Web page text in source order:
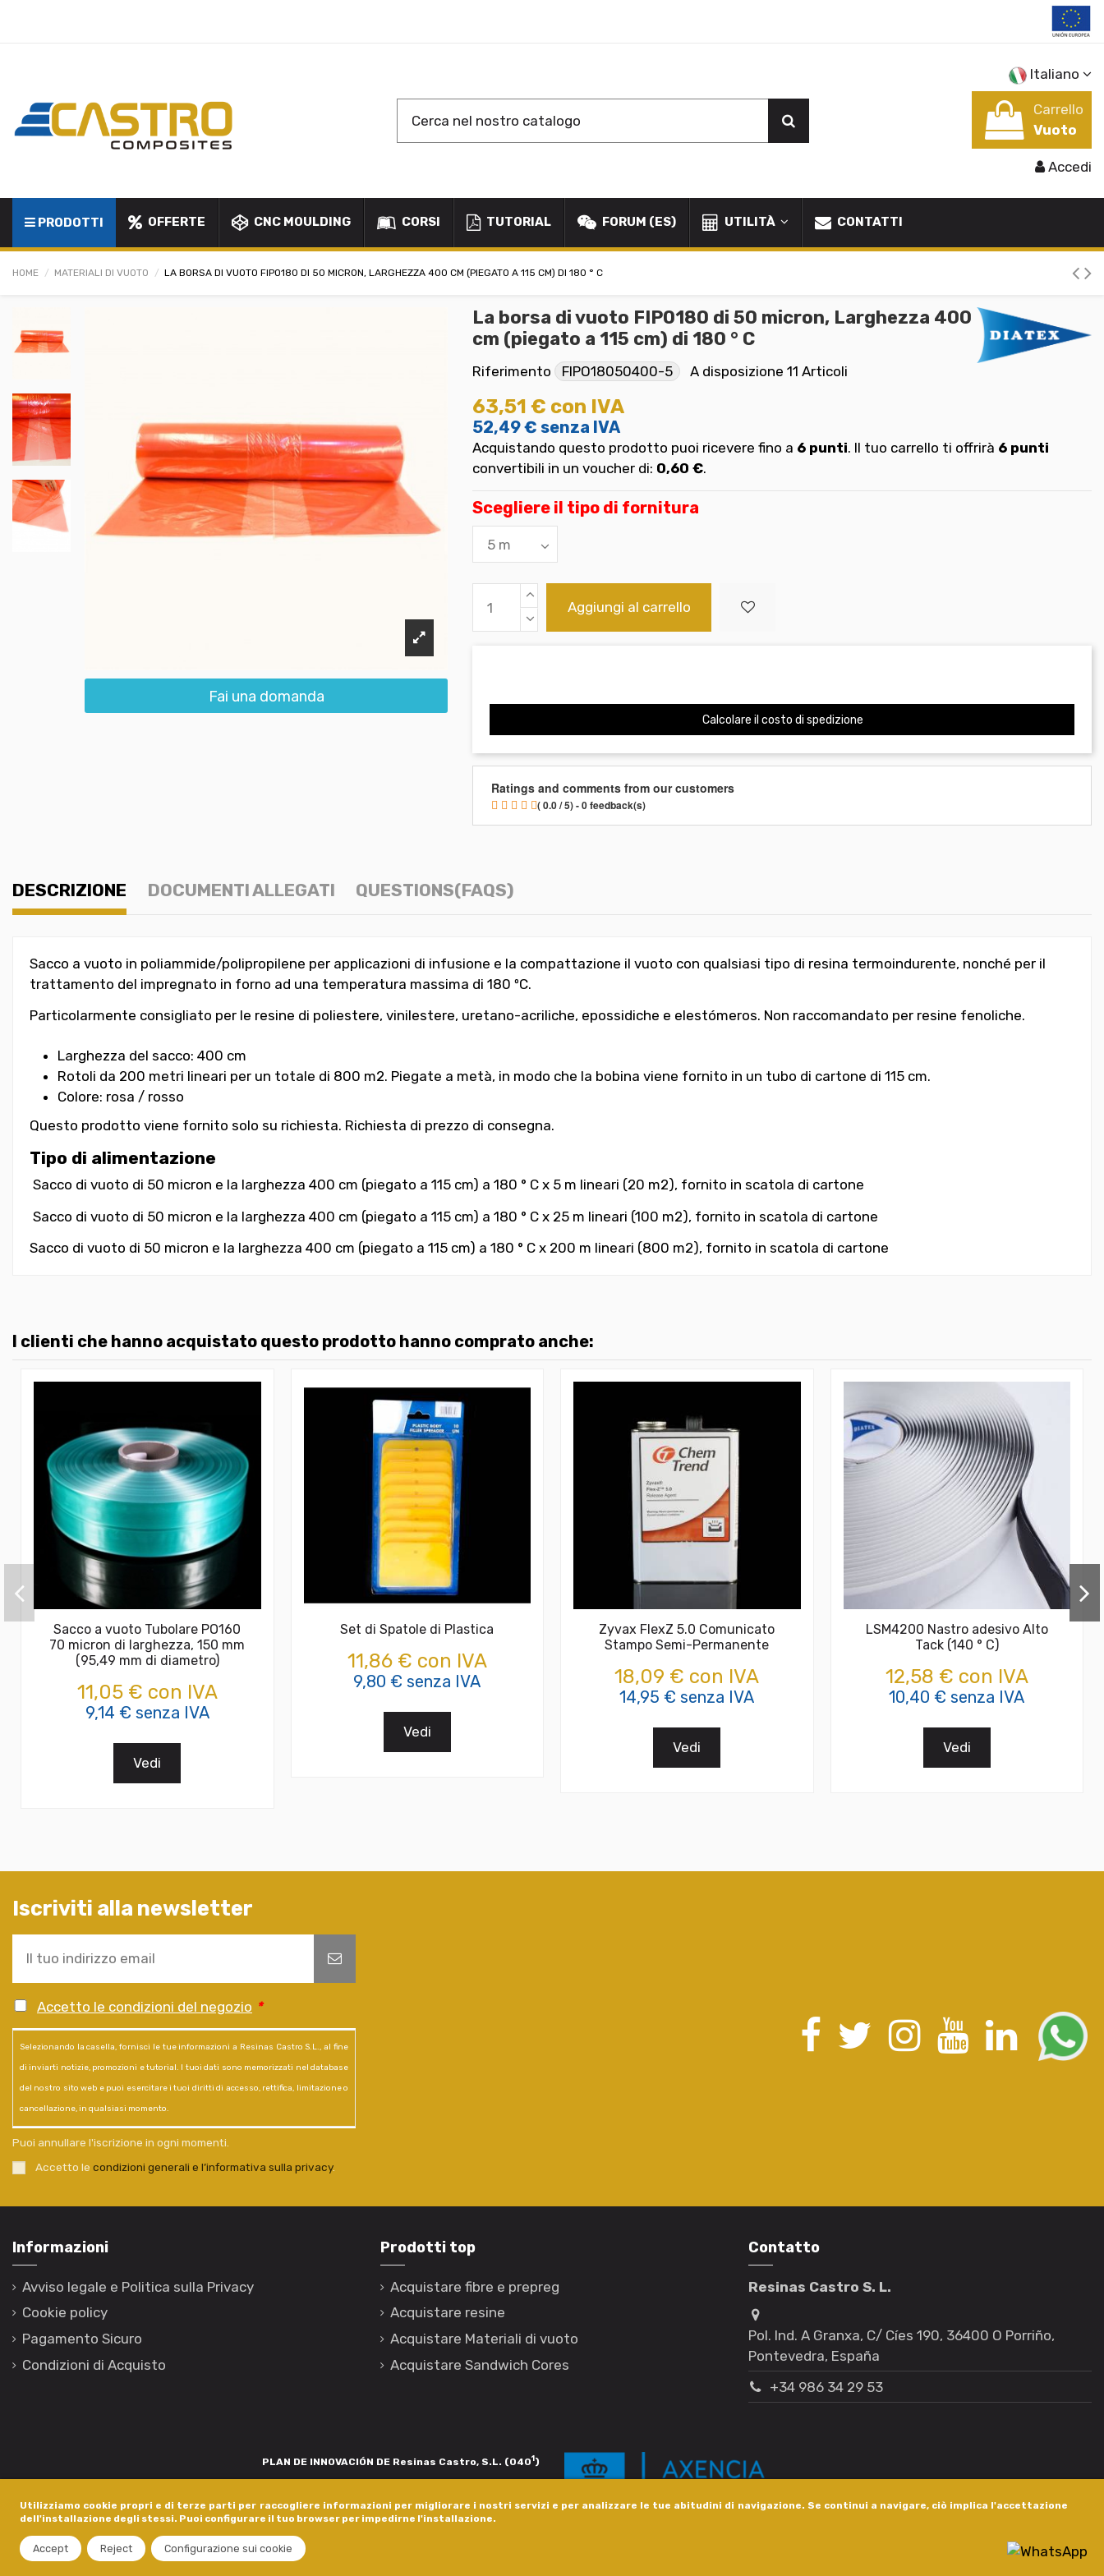
Utilizziamo cookie propri e di terze parti per raccogliere informazioni per migliorare i nostri servizi e per analizzare le tue abitudini di navigazione. Se continui a navigare, ciò implica l'accettazione
dell'installazione degli stessi. Puoi configurare il tuo browser per impedirne l'installazione.
Accept Reject Configurazione sui cookie
Italiano
Carrello
Vuoto
Accedi
PRODOTTI OFFERTE CNC MOULDING CORSI TUTORIAL FORUM (ES) UTILITÀ CONTATTI
HOME MATERIALI DI VUOTO LA BORSA DI VUOTO FIPO180 DI 50 MICRON, LARGHEZZA 400 CM (PIEGATO A 115 CM) DI 180 ° C
Fai una domanda
La borsa di vuoto FIPO180 di 50 micron, Larghezza 400
cm (piegato a 115 cm) di 180 ° C
Riferimento FIPO18050400-5 A disposizione 11 Articoli
63,51 € con IVA
52,49 € senza IVA
Acquistando questo prodotto puoi ricevere fino a 6 punti. Il tuo carrello ti offrirà 6 punti
convertibili in un voucher di: 0,60 €.
Scegliere il tipo di fornitura
Aggiungi al carrello
Calcolare il costo di spedizione
Ratings and comments from our customers
( 0.0 / 5) - 0 feedback(s)
DESCRIZIONE DOCUMENTI ALLEGATI QUESTIONS(FAQS)
Sacco a vuoto in poliammide/polipropilene per applicazioni di infusione e la compattazione il vuoto con qualsiasi tipo di resina termoindurente, nonché per il
trattamento del impregnato in forno ad una temperatura massima di 180 ºC.
Particolarmente consigliato per le resine di poliestere, vinilestere, uretano-acriliche, epossidiche e elestómeros. Non raccomandato per resine fenoliche.
Larghezza del sacco: 400 cm
Rotoli da 200 metri lineari per un totale di 800 m2. Piegate a metà, in modo che la bobina viene fornito in un tubo di cartone di 115 cm.
Colore: rosa / rosso
Questo prodotto viene fornito solo su richiesta. Richiesta di prezzo di consegna.
Tipo di alimentazione
Sacco di vuoto di 50 micron e la larghezza 400 cm (piegato a 115 cm) a 180 ° C x 5 m lineari (20 m2), fornito in scatola di cartone
Sacco di vuoto di 50 micron e la larghezza 400 cm (piegato a 115 cm) a 180 ° C x 25 m lineari (100 m2), fornito in scatola di cartone
Sacco di vuoto di 50 micron e la larghezza 400 cm (piegato a 115 cm) a 180 ° C x 200 m lineari (800 m2), fornito in scatola di cartone
I clienti che hanno acquistato questo prodotto hanno comprato anche:
Sacco a vuoto Tubolare PO160
70 micron di larghezza, 150 mm
(95,49 mm di diametro)
11,05 € con IVA
9,14 € senza IVA
Vedi
Set di Spatole di Plastica
11,86 € con IVA
9,80 € senza IVA
Vedi
Zyvax FlexZ 5.0 Comunicato
Stampo Semi-Permanente
18,09 € con IVA
14,95 € senza IVA
Vedi
LSM4200 Nastro adesivo Alto
Tack (140 ° C)
12,58 € con IVA
10,40 € senza IVA
Vedi
Iscriviti alla newsletter
Accetto le condizioni del negozio *
Selezionando la casella, fornisci le tue informazioni a Resinas Castro S.L., al fine
di inviarti notizie, promozioni e tutorial. I tuoi dati sono memorizzati nel database
del nostro sito web e puoi esercitare i tuoi diritti di accesso, rettifica, limitazione o
cancellazione, in qualsiasi momento.
Puoi annullare l'iscrizione in ogni momenti.
Accetto le condizioni generali e l’informativa sulla privacy.
Informazioni
Avviso legale e Politica sulla Privacy
Cookie policy
Pagamento Sicuro
Condizioni di Acquisto
Prodotti top
Acquistare fibre e prepreg
Acquistare resine
Acquistare Materiali di vuoto
Acquistare Sandwich Cores
Contatto
Resinas Castro S. L.
Pol. Ind. A Granxa, C/ Cíes 190, 36400 O Porriño,
Pontevedra, España
+34 986 34 29 53
PLAN DE INNOVACIÓN DE Resinas Castro, S.L. (0401 )
está financiada pola Xunta de Galicia, a través de axudas concedidas pola Axencia Galega de Innovación,
dentro do programa de axudas a empresa. InnovaPeme 2023.